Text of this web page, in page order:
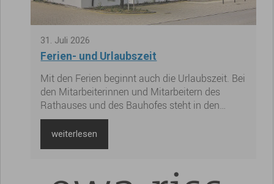
31 . Juli 2026
Ferien- und Urlaubszeit
Mit den Ferien beginnt auch die Urlaubszeit. Bei
den Mitarbeiterinnen und Mitarbeitern des
Rathauses und des Bauhofes steht in den
nächsten Wochen ebenfalls der Sommerurlaub
an. Wir bitten Sie deshalb um Verständnis,
bei der Bearbeitung einer Angelegenheit kommt.
weiterlesen